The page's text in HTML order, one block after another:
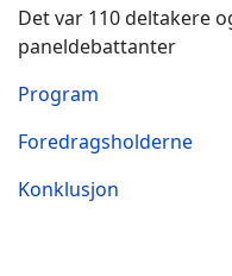
Det var 110 deltakere
paneldebattanter
Program
Foredragsholderne
Konklusjon